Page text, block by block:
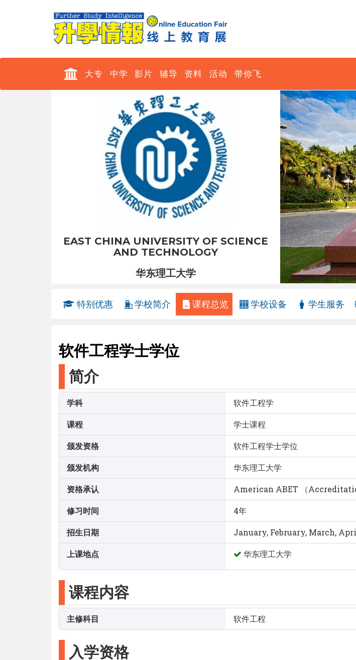
大专 中学 影片 辅导 资料 活动 带你飞
EAST CHINA UNIVERSITY OF SCIENCE
AND TECHNOLOGY
华东理工大学
特别优惠 学校简介 课程总览 学校设备 学生服务
软件工程学士学位
简介
学科 软件工程学
课程 学士课程
颁发资格 软件工程学士学位
颁发机构 华东理工大学
资格承认 American ABET （
修习时间 4年
招生日期 January, February, March,
上课地点 华东理工大学
课程内容
主修科目 软件工程
入学资格